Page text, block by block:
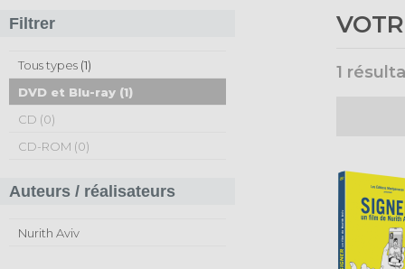
Filtrer
Tous types (1)
DVD et Blu-ray (1)
CD (0)
CD-ROM (0)
Auteurs / réalisateurs
Nurith Aviv
1